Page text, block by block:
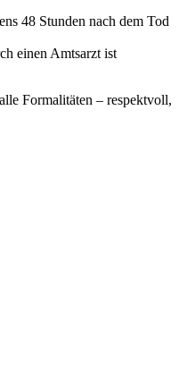
48 Stunden nach dem Tod
einen Amtsarzt ist
Formalitäten – respektvoll,